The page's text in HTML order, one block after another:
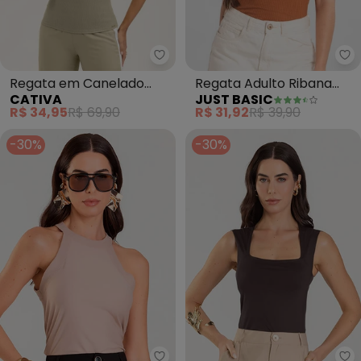
Regata em Canelado
(Marrom Claro)
CATIVA
R$ 34,95R$ 69,90
Regata Adulto Ribana
Canelada (Marrom)
JUST BASIC
R$ 31,92R$ 39,90
-30%
-30%